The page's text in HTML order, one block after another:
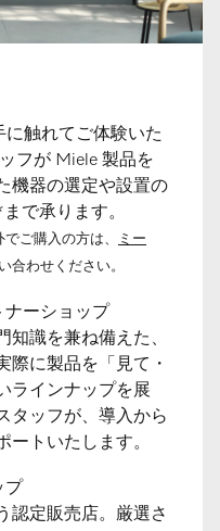
触れてご体験いた
フが Miele 製品を
機器の選定や設置の
で承ります。
ご購入の方は、
ミー
合わせください。
ーショップ
知識を兼ね備えた、
際に製品を「見て・
ラインナップを展
タッフが、導入から
ートいたします。
プ
認定販売店。厳選さ